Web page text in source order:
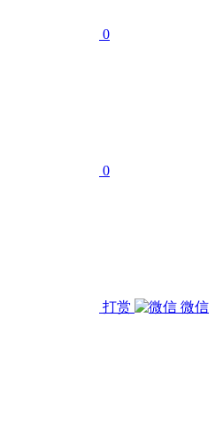
0
0
打赏
微信